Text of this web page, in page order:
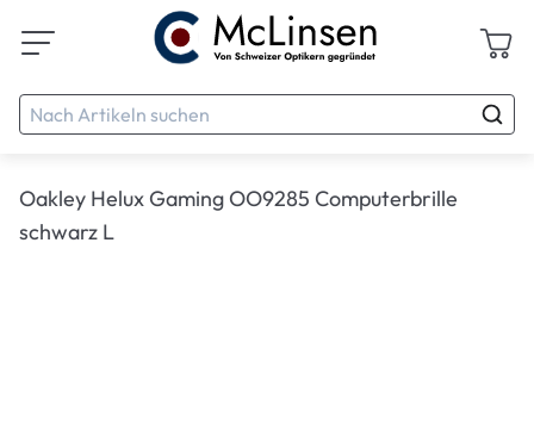
Oakley Helux Gaming OO9285 Computerbrille
schwarz L